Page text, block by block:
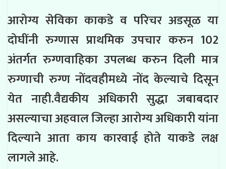
आरोग्य सेविका काकडे व परिचर अडसूळ या
दोघींनी रुग्णास प्राथमिक उपचार करुन 102
अंतर्गत रुग्णवाहिका उपलब्ध करुन दिली मात्र
रुग्णाची रुग्ण नोंदवहीमध्ये नोंद केल्याचे दिसून
येत नाही.वैद्यकीय अधिकारी सुद्धा जबाबदार
असल्याचा अहवाल जिल्हा आरोग्य अधिकारी यांना
दिल्याने आता काय कारवाई होते याकडे लक्ष
लागले आहे.